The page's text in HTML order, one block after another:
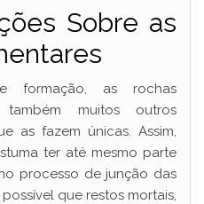
Sobre as
formação, as rochas
também muitos outros
as fazem únicas. Assim,
ter até mesmo parte
processo de junção das
que restos mortais,